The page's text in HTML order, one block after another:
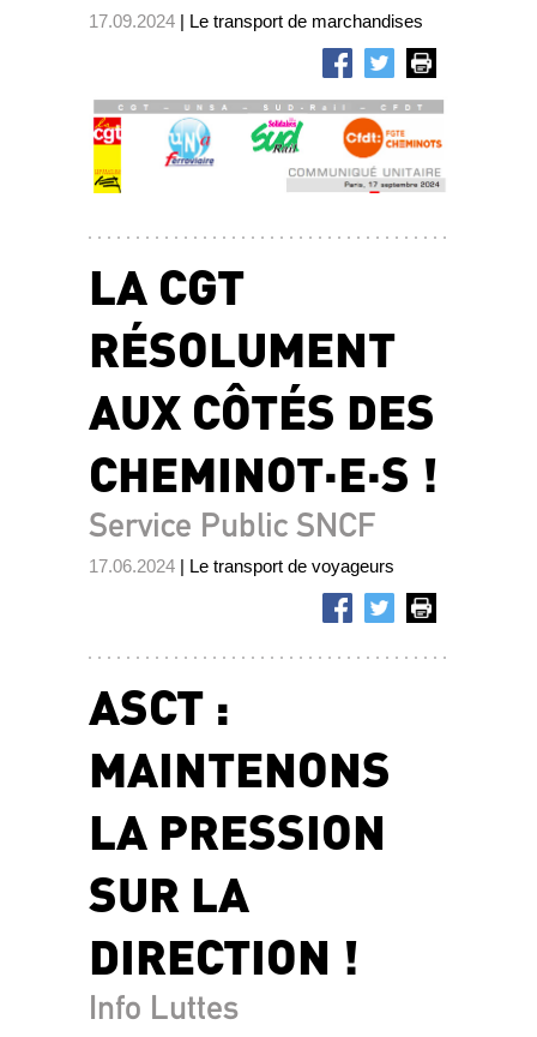
17.09.2024 | Le transport de marchandises
LA CGT
RÉSOLUMENT
AUX CÔTÉS DES
CHEMINOT·E·S !
Service Public SNCF
17.06.2024 | Le transport de voyageurs
ASCT :
MAINTENONS
LA PRESSION
SUR LA
DIRECTION !
Info Luttes